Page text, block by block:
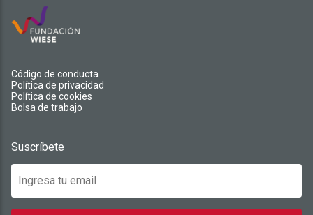
Código de conducta
Política de privacidad
Política de cookies
Bolsa de trabajo
Suscríbete